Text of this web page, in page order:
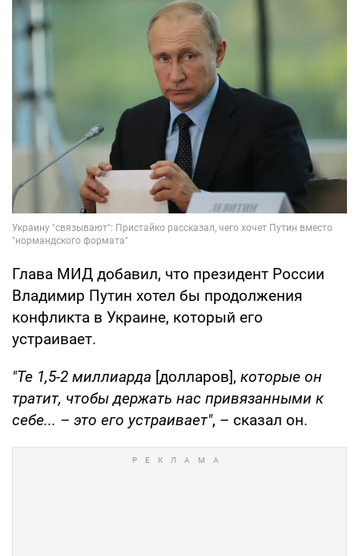
Глава МИД добавил, что президент России
Владимир Путин хотел бы продолжения
конфликта в Украине, который его
устраивает.
"Те 1,5-2 миллиарда [долларов], которые он
тратит, чтобы держать нас привязанными к
себе... – это его устраивает", – сказал он.